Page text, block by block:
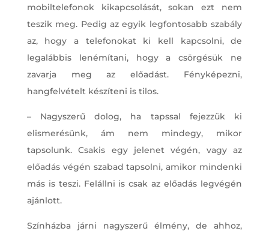
mobiltelefonok kikapcsolását, sokan ezt nem
teszik meg. Pedig az egyik legfontosabb szabály
az, hogy a telefonokat ki kell kapcsolni, de
legalábbis lenémítani, hogy a csörgésük ne
zavarja meg az előadást. Fényképezni,
hangfelvételt készíteni is tilos.
– Nagyszerű dolog, ha tapssal fejezzük ki
elismerésünk, ám nem mindegy, mikor
tapsolunk. Csakis egy jelenet végén, vagy az
előadás végén szabad tapsolni, amikor mindenki
más is teszi. Felállni is csak az előadás legvégén
ajánlott.
Színházba járni nagyszerű élmény, de ahhoz,